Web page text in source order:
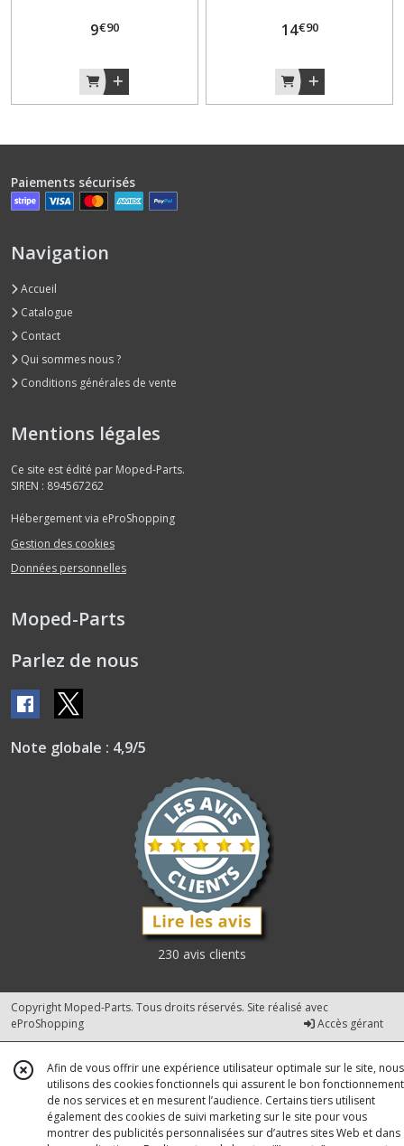
9€90 14€90
Paiements sécurisés
Navigation
Accueil
Catalogue
Contact
Qui sommes nous ?
Conditions générales de vente
Mentions légales
Ce site est édité par Moped-Parts.
SIREN : 894567262
Hébergement via eProShopping
Gestion des cookies
Données personnelles
Moped-Parts
Parlez de nous
Note globale : 4,9/5
230 avis clients
Copyright Moped-Parts. Tous droits réservés. Site réalisé avec
eProShopping
Accès gérant
Afin de vous offrir une expérience utilisateur optimale sur le site, nous
utilisons des cookies fonctionnels qui assurent le bon fonctionnement
de nos services et en mesurent l’audience. Certains tiers utilisent
également des cookies de suivi marketing sur le site pour vous
montrer des publicités personnalisées sur d’autres sites Web et dans